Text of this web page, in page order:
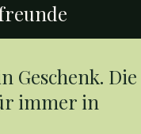
Geschenk. Die
immer in